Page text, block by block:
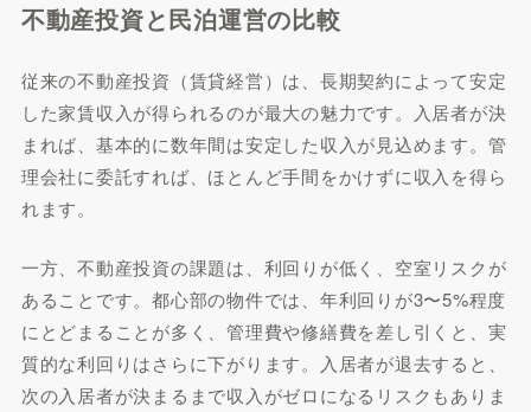
不動産投資と民泊運営の比較
従来の不動産投資（賃貸経営）は、長期契約によって安定
した家賃収入が得られるのが最大の魅力です。入居者が決
まれば、基本的に数年間は安定した収入が見込めます。管
理会社に委託すれば、ほとんど手間をかけずに収入を得ら
れます。
一方、不動産投資の課題は、利回りが低く、空室リスクが
あることです。都心部の物件では、年利回りが3〜5%程度
にとどまることが多く、管理費や修繕費を差し引くと、実
質的な利回りはさらに下がります。入居者が退去すると、
次の入居者が決まるまで収入がゼロになるリスクもありま